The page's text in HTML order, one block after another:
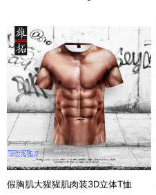
假胸肌大猩猩肌肉装3D立体T恤